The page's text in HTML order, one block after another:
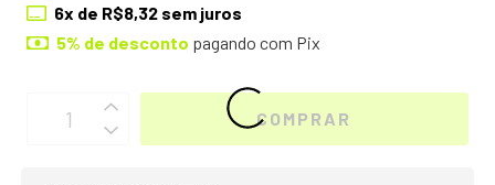
6x de R$8,32 sem juros
5% de desconto pagando com Pix